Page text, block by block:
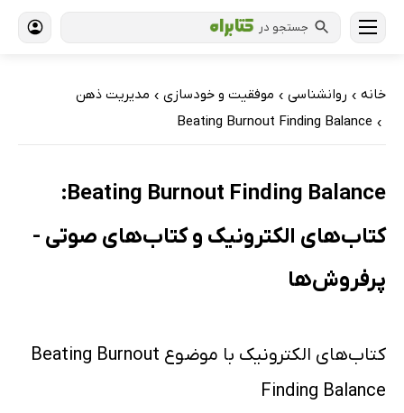
جستجو در
خانه › روانشناسی › موفقیت و خودسازی › مدیریت ذهن
›
Beating Burnout Finding Balance
Beating Burnout Finding Balance:
کتاب‌های الکترونیک و کتاب‌های صوتی -
پرفروش‌ها
کتاب‌های الکترونیک با موضوع Beating Burnout
Finding Balance